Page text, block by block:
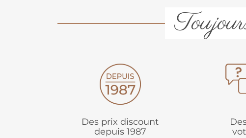
Des prix discount
depuis 1987